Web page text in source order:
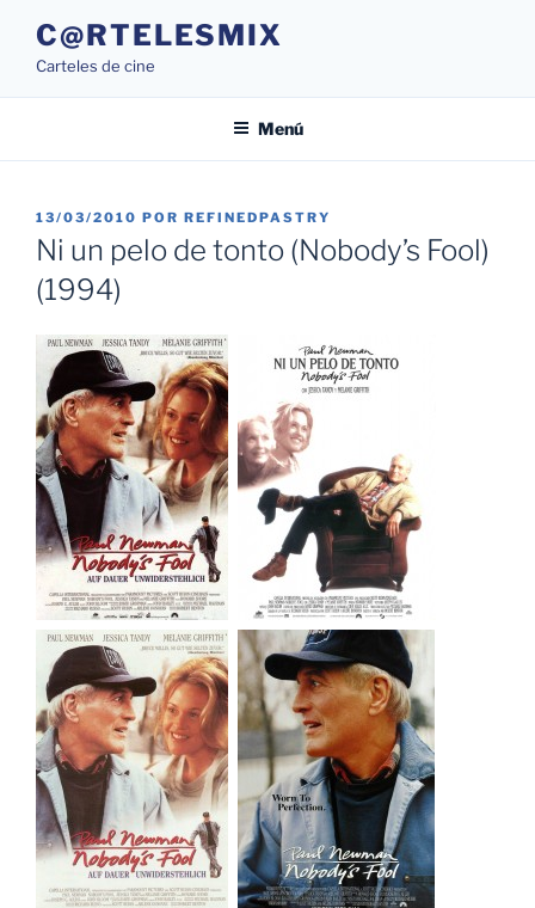
contenido
C@RTELESMIX
Carteles de cine
Menú
PUBLICADO
EL
13/03/2010 POR REFINEDPASTRY
Ni un pelo de tonto (Nobody’s Fool)
(1994)